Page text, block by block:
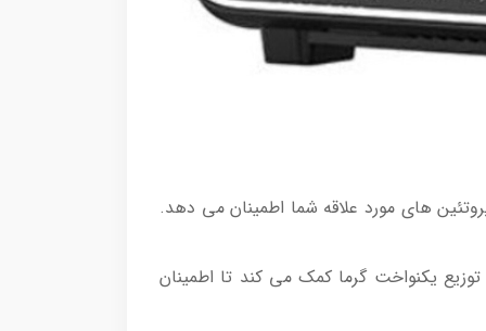
پخت کامل سبزیجات و پروتئین های مورد علاقه شما اطمینان می دهد.
یکنواخت گرما کمک می کند تا اطمینان